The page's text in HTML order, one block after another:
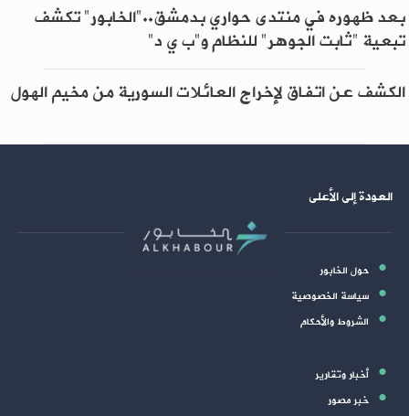
بعد ظهوره في منتدى حواري بدمشق.."الخابور" تكشف
تبعية "ثابت الجوهر" للنظام و"ب ي د"
الكشف عن اتفاق لإخراج العائلات السورية من مخيم الهول
العودة إلى الأعلى
حول الخابور
سياسة الخصوصية
الشروط والأحكام
أخبار وتقارير
خبر مصور